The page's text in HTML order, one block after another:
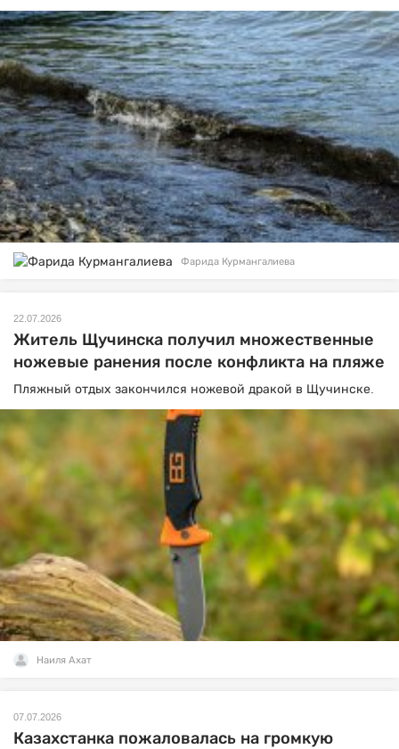
Фарида Курмангалиева
22.07.2026
Житель Щучинска получил множественные
ножевые ранения после конфликта на пляже
Пляжный отдых закончился ножевой дракой в Щучинске.
Наиля Ахат
07.07.2026
Казахстанка пожаловалась на громкую